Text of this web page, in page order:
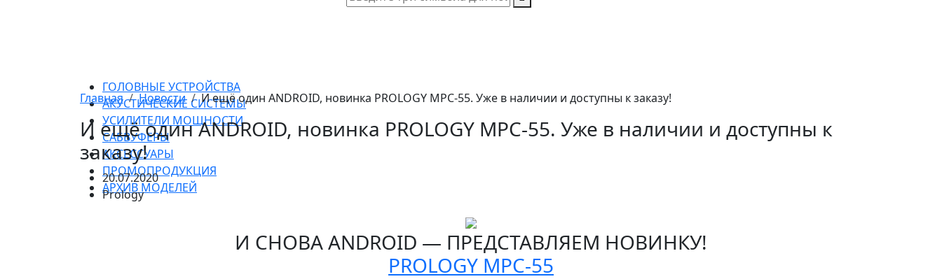
ГОЛОВНЫЕ УСТРОЙСТВА
АКУСТИЧЕСКИЕ СИСТЕМЫ
УСИЛИТЕЛИ МОЩНОСТИ
САБВУФЕРЫ
АКСЕССУАРЫ
ПРОМОПРОДУКЦИЯ
АРХИВ МОДЕЛЕЙ
Главная Новости И ещё один ANDROID, новинка PROLOGY MPC-55. Уже в наличии и доступны к заказу!
И ещё один ANDROID, новинка PROLOGY MPC-55. Уже в наличии и доступны к
заказу!
20.07.2020
Prology
И СНОВА ANDROID — ПРЕДСТАВЛЯЕМ НОВИНКУ!
PROLOGY MPC-55